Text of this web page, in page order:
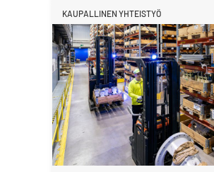
KAUPALLINEN YHTEISTYÖ